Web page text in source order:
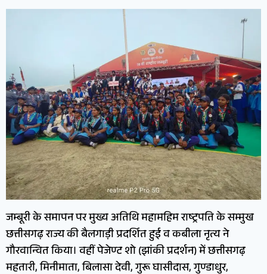
जम्बूरी के समापन पर मुख्य अतिथि महामहिम राष्ट्रपति के सम्मुख
छत्तीसगढ़ राज्य की बैलगाड़ी प्रदर्शित हुई व कबीला नृत्य ने
गौरवान्वित किया। वहीं पेजेण्ट शो (झांकी प्रदर्शन) में छत्तीसगढ़
महतारी, मिनीमाता, बिलासा देवी, गुरू घासीदास, गुण्डाधुर,